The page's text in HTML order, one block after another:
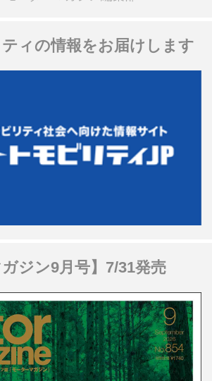
ィの情報をお届けします
ガジン9月号】7/31発売